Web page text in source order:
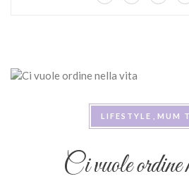
LIFESTYLE MUM
Ci vuole ordine